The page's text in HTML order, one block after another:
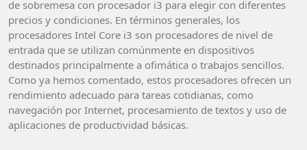
de sobremesa con procesador i3 para elegir con diferentes
precios y condiciones. En términos generales, los
procesadores Intel Core i3 son procesadores de nivel de
entrada que se utilizan comúnmente en dispositivos
destinados principalmente a ofimática o trabajos sencillos.
Como ya hemos comentado, estos procesadores ofrecen un
rendimiento adecuado para tareas cotidianas, como
navegación por Internet, procesamiento de textos y uso de
aplicaciones de productividad básicas.